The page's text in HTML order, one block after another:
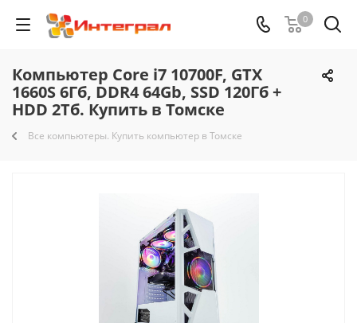
0
Компьютер Core i7 10700F, GTX
1660S 6Гб, DDR4 64Gb, SSD 120Гб +
HDD 2Тб. Купить в Томске
Все компьютеры. Купить компьютер в Томске